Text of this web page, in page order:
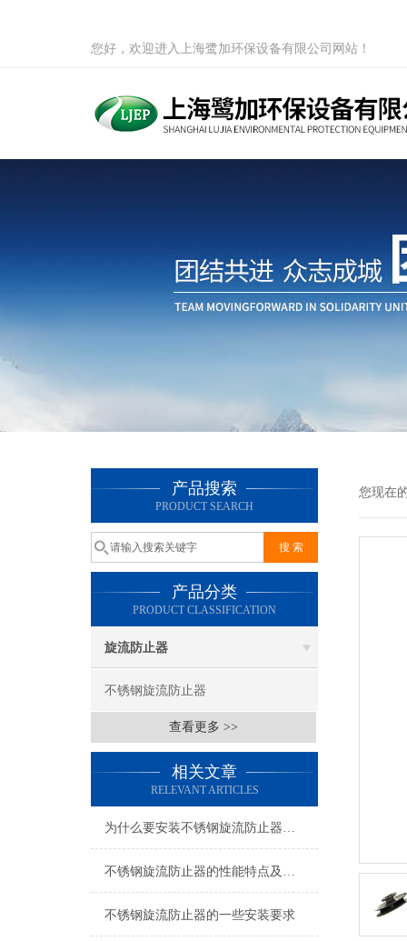
您好，欢迎进入上海鹭加环保设备有限公司网站！
产品搜索
PRODUCT SEARCH
产品分类
PRODUCT CLASSIFICATION
旋流防止器
不锈钢旋流防止器
查看更多 >>
相关文章
RELEVANT ARTICLES
为什么要安装不锈钢旋流防止器，你知道吗
不锈钢旋流防止器的性能特点及应用领域
不锈钢旋流防止器的一些安装要求
您现在